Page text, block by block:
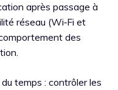
après passage à
réseau (Wi‑Fi et
des
temps : contrôler les